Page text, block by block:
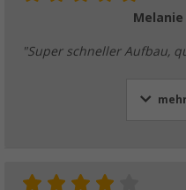
Melanie
"Super schneller Aufbau,